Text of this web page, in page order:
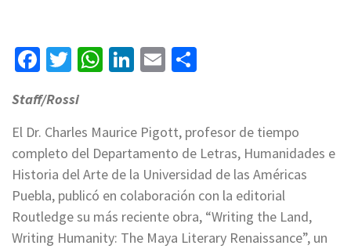
Facebook
Twitter
WhatsApp
LinkedIn
Email
Staff/Rossi
El Dr. Charles Maurice Pigott, profesor de tiempo
completo del Departamento de Letras, Humanidades e
Historia del Arte de la Universidad de las Américas
Puebla, publicó en colaboración con la editorial
Routledge su más reciente obra, “Writing the Land,
Writing Humanity: The Maya Literary Renaissance”, un